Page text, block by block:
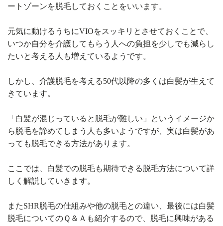
ートゾーンを脱毛しておくことをいいます。
元気に動けるうちにVIOをスッキリとさせておくことで、
いつか自分を介護してもらう人への負担を少しでも減らし
たいと考える人も増えているようです。
しかし、介護脱毛を考える50代以降の多くは白髪が生えて
きています。
「白髪が混じっていると脱毛が難しい」というイメージか
ら脱毛を諦めてしまう人も多いようですが、実は白髪があ
っても脱毛できる方法があります。
ここでは、白髪での脱毛も期待できる脱毛方法について詳
しく解説していきます。
またSHR脱毛の仕組みや他の脱毛との違い、最後には白髪
脱毛についてのＱ＆Ａも紹介するので、脱毛に興味がある